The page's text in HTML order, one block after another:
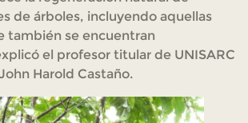
de árboles, incluyendo aquellas
también se encuentran
el profesor titular de UNISARC
Harold Castaño.